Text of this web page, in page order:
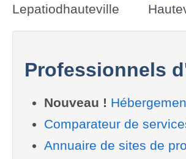
Lepatiodhauteville
Professionnels
Nouveau !
Comparateur de
Annuaire de sites de